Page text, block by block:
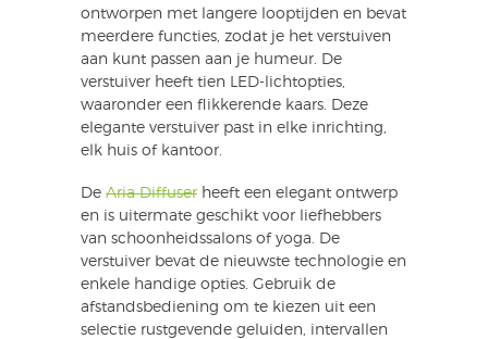
ontworpen met langere looptijden en bevat
meerdere functies, zodat je het verstuiven
aan kunt passen aan je humeur. De
verstuiver heeft tien LED-lichtopties,
waaronder een flikkerende kaars. Deze
elegante verstuiver past in elke inrichting,
elk huis of kantoor.
De Aria Diffuser heeft een elegant ontwerp
en is uitermate geschikt voor liefhebbers
van schoonheidssalons of yoga. De
verstuiver bevat de nieuwste technologie en
enkele handige opties. Gebruik de
afstandsbediening om te kiezen uit een
selectie rustgevende geluiden, intervallen